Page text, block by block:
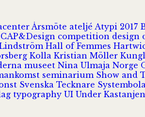
Årsmöte ateljé Atypi 2017
CAP&Design competition design
Hall of Femmes
Kolla Kristian Möller
museet Nina Ulmaja Norge
seminarium Show and
Svenska Tecknare
typography UI Under Kastanjen